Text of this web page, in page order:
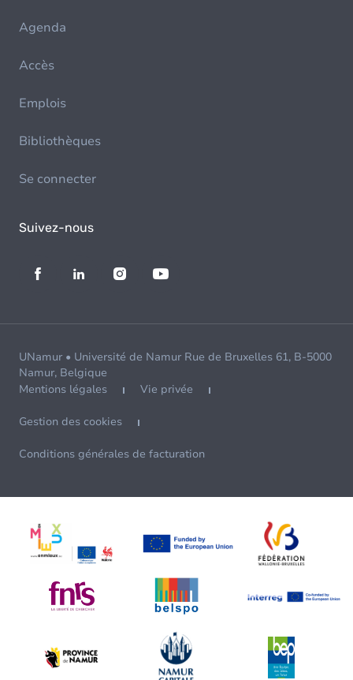
Agenda
Accès
Emplois
Bibliothèques
Se connecter
Suivez-nous
UNamur • Université de Namur Rue de Bruxelles 61, B-5000
Namur, Belgique
Mentions légales
Vie privée
Gestion des cookies
Conditions générales de facturation